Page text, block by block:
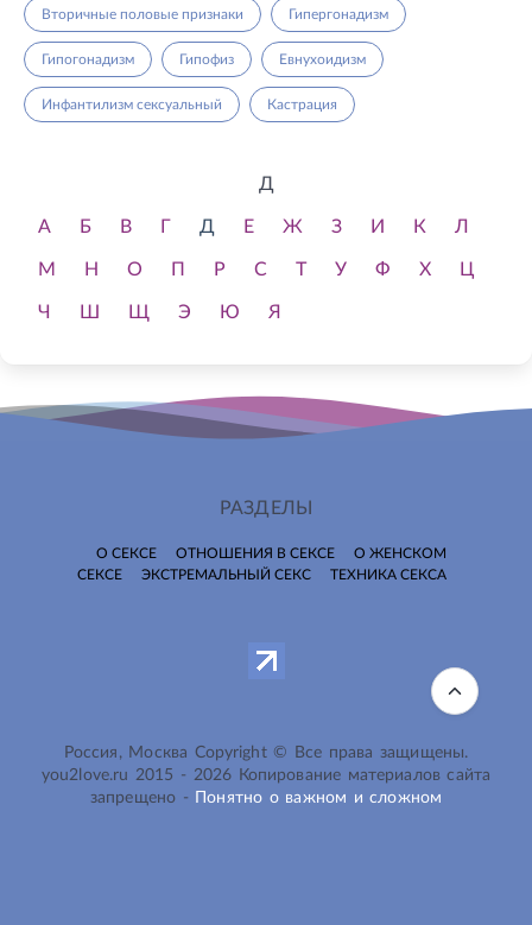
Вторичные половые признаки Гипергонадизм
Гипогонадизм Гипофиз Евнухоидизм
Инфантилизм сексуальный Кастрация
Д
А Б В Г Д Е Ж З И К Л
М Н О П Р С Т У Ф Х Ц
Ч Ш Щ Э Ю Я
РАЗДЕЛЫ
О СЕКСЕ ОТНОШЕНИЯ В СЕКСЕ
О ЖЕНСКОМ
СЕКСЕ
ЭКСТРЕМАЛЬНЫЙ СЕКС ТЕХНИКА СЕКСА
Россия, Москва Copyright © Все права защищены.
you2love.ru 2015 - 2026 Копирование материалов сайта
запрещено - Понятно о важном и сложном